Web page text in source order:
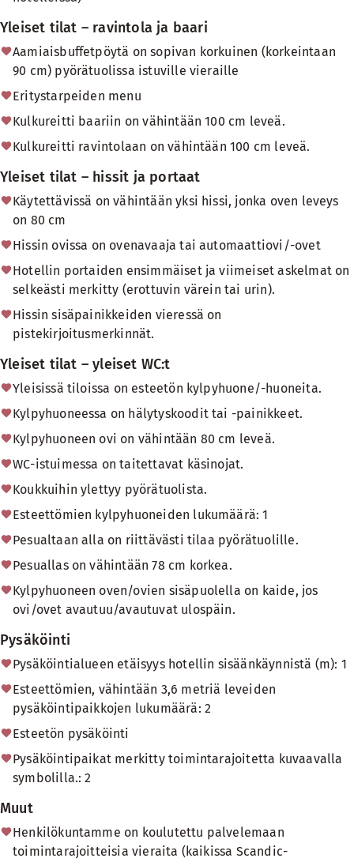
Yleiset tilat – ravintola ja baari
Aamiaisbuffetpöytä on sopivan korkuinen (korkeintaan
90 cm) pyörätuolissa istuville vieraille
Eritystarpeiden menu
Kulkureitti baariin on vähintään 100 cm leveä.
Kulkureitti ravintolaan on vähintään 100 cm leveä.
Yleiset tilat – hissit ja portaat
Käytettävissä on vähintään yksi hissi, jonka oven leveys
on 80 cm
Hissin ovissa on ovenavaaja tai automaattiovi/-ovet
Hotellin portaiden ensimmäiset ja viimeiset askelmat on
selkeästi merkitty (erottuvin värein tai urin).
Hissin sisäpainikkeiden vieressä on
pistekirjoitusmerkinnät.
Yleiset tilat – yleiset WC:t
Yleisissä tiloissa on esteetön kylpyhuone/-huoneita.
Kylpyhuoneessa on hälytyskoodit tai -painikkeet.
Kylpyhuoneen ovi on vähintään 80 cm leveä.
WC-istuimessa on taitettavat käsinojat.
Koukkuihin ylettyy pyörätuolista.
Esteettömien kylpyhuoneiden lukumäärä: 1
Pesualtaan alla on riittävästi tilaa pyörätuolille.
Pesuallas on vähintään 78 cm korkea.
Kylpyhuoneen oven/ovien sisäpuolella on kaide, jos
ovi/ovet avautuu/avautuvat ulospäin.
Pysäköinti
Pysäköintialueen etäisyys hotellin sisäänkäynnistä (m): 1
Esteettömien, vähintään 3,6 metriä leveiden
pysäköintipaikkojen lukumäärä: 2
Esteetön pysäköinti
Pysäköintipaikat merkitty toimintarajoitetta kuvaavalla
symbolilla.: 2
Muut
Henkilökuntamme on koulutettu palvelemaan
toimintarajoitteisia vieraita (kaikissa Scandic-